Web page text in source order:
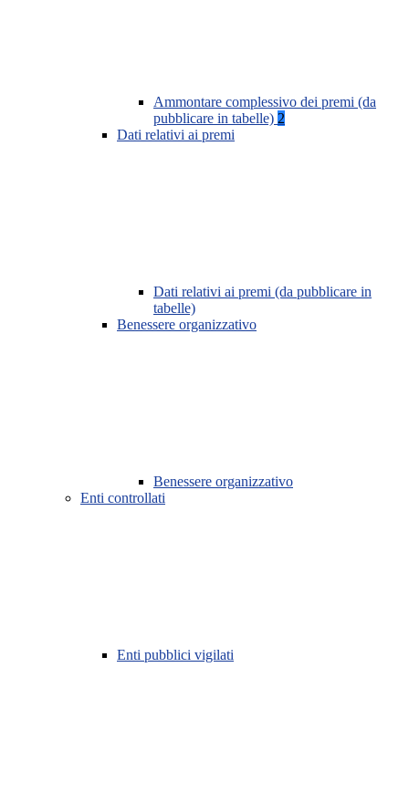
Ammontare complessivo dei premi (da
pubblicare in tabelle) 2
Dati relativi ai premi
Dati relativi ai premi (da pubblicare in
tabelle)
Benessere organizzativo
Benessere organizzativo
Enti controllati
Enti pubblici vigilati